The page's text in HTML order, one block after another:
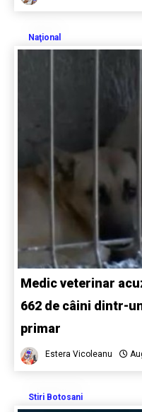
Naţional
Medic veterinar
662 de câini dintr-
primar
Estera Vicoleanu
Stiri Botosani